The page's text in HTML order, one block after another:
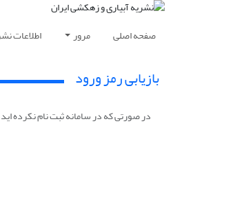
صفحه اصلی مرور اطلاعات
بازیابی رمز ورود
در صورتی که در سامانه ثبت نام نکرده